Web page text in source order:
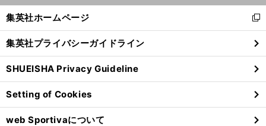
閉
る
集英社ホームページ
新
し
い
ウ
ィ
ン
ド
ウ
で
集英社プライバシーガイドライン
SHUEISHA Privacy Guideline
Setting of Cookies
web Sportivaについて